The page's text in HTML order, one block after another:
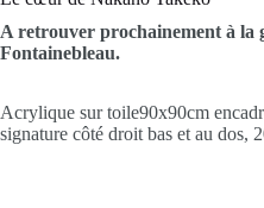
A retrouver prochainement à la
Fontainebleau.
Acrylique sur toile90x90cm
signature côté droit bas et au dos,